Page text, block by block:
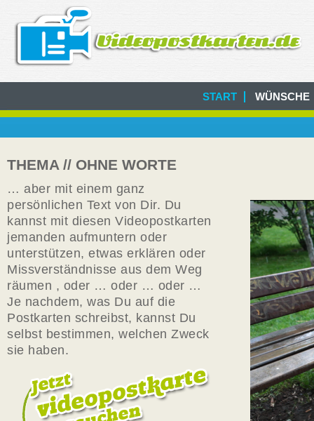
START WÜNSCHE
THEMA // OHNE WORTE
… aber mit einem ganz
persönlichen Text von Dir. Du
kannst mit diesen Videopostkarten
jemanden aufmuntern oder
unterstützen, etwas erklären oder
Missverständnisse aus dem Weg
räumen , oder … oder … oder …
Je nachdem, was Du auf die
Postkarten schreibst, kannst Du
selbst bestimmen, welchen Zweck
sie haben.